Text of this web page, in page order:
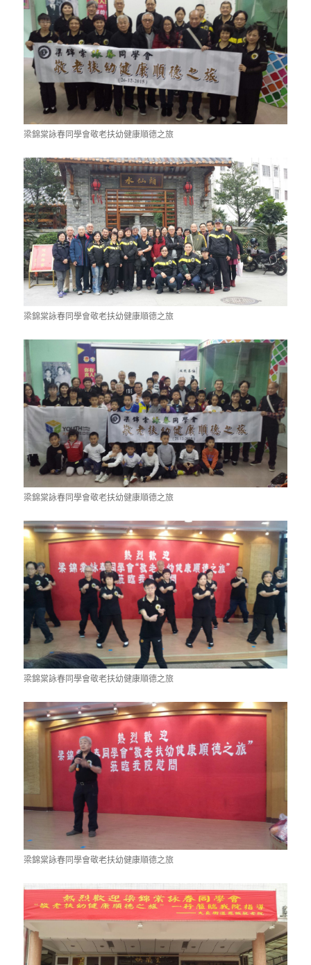
梁錦棠詠春同學會敬老扶幼健康順德之旅
梁錦棠詠春同學會敬老扶幼健康順德之旅
梁錦棠詠春同學會敬老扶幼健康順德之旅
梁錦棠詠春同學會敬老扶幼健康順德之旅
梁錦棠詠春同學會敬老扶幼健康順德之旅